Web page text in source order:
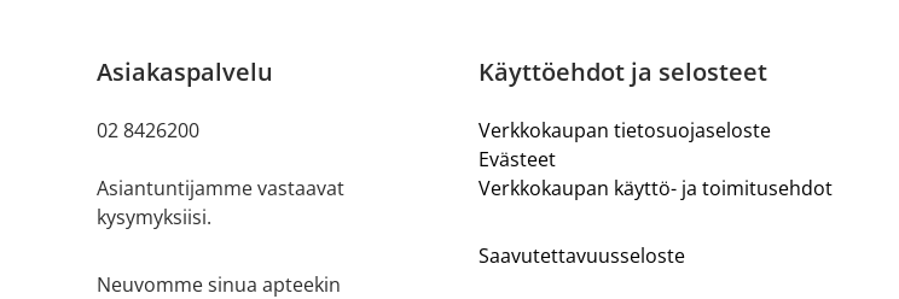
Asiakaspalvelu
02 8426200
Asiantuntijamme vastaavat
kysymyksiisi.
Neuvomme sinua apteekin
Käyttöehdot ja selosteet
Verkkokaupan tietosuojaseloste
Evästeet
Verkkokaupan käyttö- ja toimitusehdot
Saavutettavuusseloste